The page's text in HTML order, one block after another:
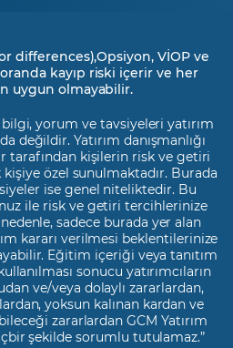
differences),Opsiyon, VİOP ve
kayıp riski içerir ve her
uygun olmayabilir.
yorum ve tavsiyeleri yatırım
değildir. Yatırım danışmanlığı
tarafından kişilerin risk ve getiri
özel sunulmaktadır. Burada
ise genel niteliktedir. Bu
ile risk ve getiri tercihlerinize
sadece burada yer alan
kararı verilmesi beklentilerinize
Eğitim içeriği veya tanıtım
sonucu yatırımcıların
ve/veya dolaylı zararlardan,
yoksun kalınan kardan ve
zararlardan GCM Yatırım
şekilde sorumlu tutulamaz.”